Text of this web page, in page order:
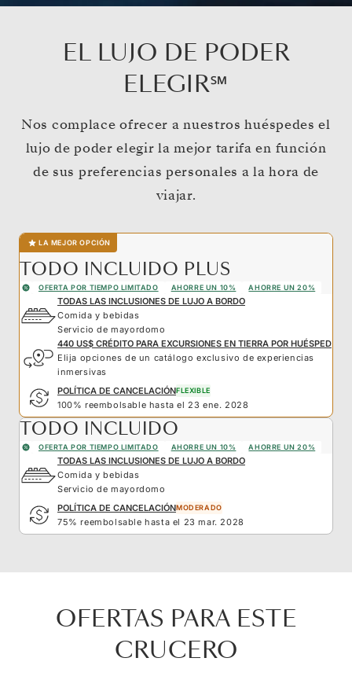
EL LUJO DE PODER
ELEGIR℠
Nos complace ofrecer a nuestros huéspedes el
lujo de poder elegir la mejor tarifa en función
de sus preferencias personales a la hora de
viajar.
LA MEJOR OPCIÓN
TODO INCLUIDO PLUS
OFERTA POR TIEMPO LIMITADO AHORRE UN 10% AHORRE UN 20%
TODAS LAS INCLUSIONES DE LUJO A BORDO
Comida y bebidas
Servicio de mayordomo
440 US$ CRÉDITO PARA EXCURSIONES EN TIERRA POR HUÉSPED
Elija opciones de un catálogo exclusivo de experiencias
inmersivas
POLÍTICA DE CANCELACIÓNFLEXIBLE
100% reembolsable hasta el 23 ene. 2028
TODO INCLUIDO
OFERTA POR TIEMPO LIMITADO AHORRE UN 10% AHORRE UN 20%
TODAS LAS INCLUSIONES DE LUJO A BORDO
Comida y bebidas
Servicio de mayordomo
POLÍTICA DE CANCELACIÓNMODERADO
75% reembolsable hasta el 23 mar. 2028
OFERTAS PARA ESTE
CRUCERO